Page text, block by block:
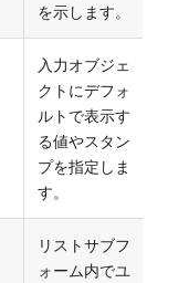
を示します。
入力オブジェ
クトにデフォ
ルトで表示す
る値やスタン
プを指定しま
す。
リストサブフ
ォーム内でユ